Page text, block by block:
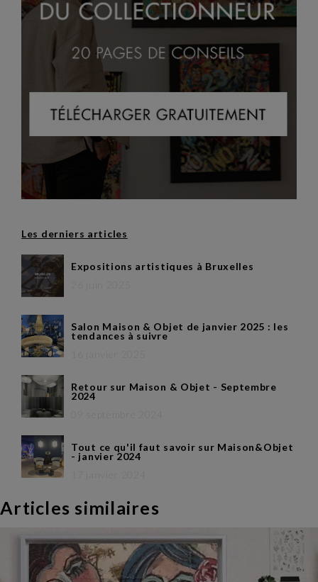
Les derniers articles
Expositions artistiques à Bruxelles
Salon Maison & Objet de janvier 2025 : les
tendances à suivre
Retour sur Maison & Objet - Septembre
2024
Tout ce qu'il faut savoir sur Maison&Objet
- janvier 2024
Articles similaires